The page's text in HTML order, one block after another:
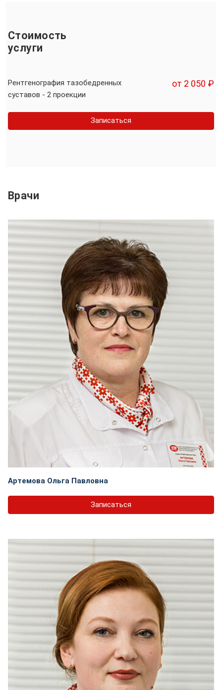
Стоимость
услуги
Рентгенография тазобедренных
суставов - 2 проекции
от 2 050 ₽
Записаться
Врачи
Артемова Ольга Павловна
Записаться